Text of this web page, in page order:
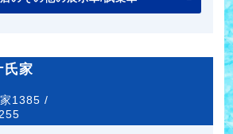
氏家
1385 /